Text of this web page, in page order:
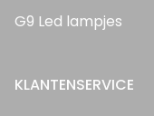
G9 Led lampjes
KLANTENSERVICE